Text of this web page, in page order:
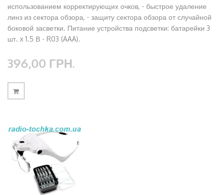
использованием корректирующих очков, - быстрое удаление
линз из сектора обзора, - защиту сектора обзора от случайной
боковой засветки. Питание устройства подсветки: батарейки 3
шт. x 1.5 В - R03 (AAA).
396,00 ГРН.